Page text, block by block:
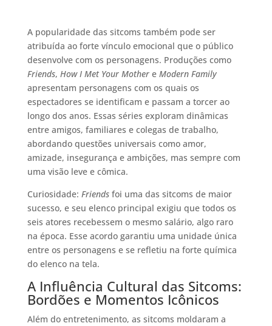
A popularidade das sitcoms também pode ser
atribuída ao forte vínculo emocional que o público
desenvolve com os personagens. Produções como
Friends, How I Met Your Mothere Modern Family
apresentam personagens com os quais os
espectadores se identificam e passam a torcer ao
longo dos anos. Essas séries exploram dinâmicas
entre amigos, familiares e colegas de trabalho,
abordando questões universais como amor,
amizade, insegurança e ambições, mas sempre com
uma visão leve e cômica.
Curiosidade: Friendsfoi uma das sitcoms de maior
sucesso, e seu elenco principal exigiu que todos os
seis atores recebessem o mesmo salário, algo raro
na época. Esse acordo garantiu uma unidade única
entre os personagens e se refletiu na forte química
do elenco na tela.
A Influência Cultural das Sitcoms:
Bordões e Momentos Icônicos
Além do entretenimento, as sitcoms moldaram a